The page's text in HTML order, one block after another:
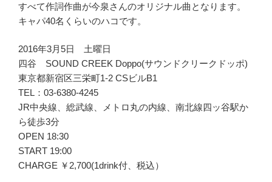
すべて作詞作曲が今泉さんのオリジナル曲となります。
キャパ40名くらいのハコです。
2016年3月5日 土曜日
四谷 SOUND CREEK Doppo(サウンドクリークドッポ)
東京都新宿区三栄町1-2 CSビルB1
TEL：03-6380-4245
JR中央線、総武線、メトロ丸の内線、南北線四ッ谷駅か
ら徒歩3分
OPEN 18:30
START 19:00
CHARGE ￥2,700(1drink付、税込）